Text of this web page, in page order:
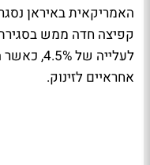
האמריקאית באיראן
לעלייה
אחראיים לזינוק.